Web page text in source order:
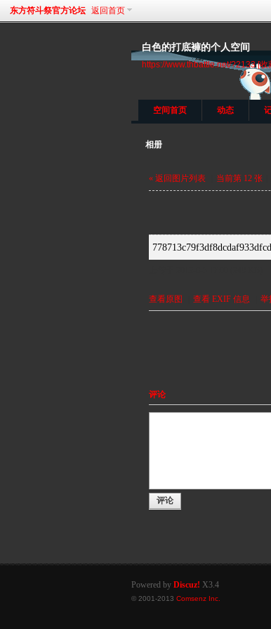
东方符斗祭官方论坛 返回首页
白色的打底褲的个人空间
https://www.thbattle.net/?2133 [收
空间首页 动态
相册
« 返回图片列表 当前第 12 张
查看原图 查看 EXIF 信息 举
评论
评论
Powered by Discuz! X3.4
© 2001-2013 Comsenz Inc.